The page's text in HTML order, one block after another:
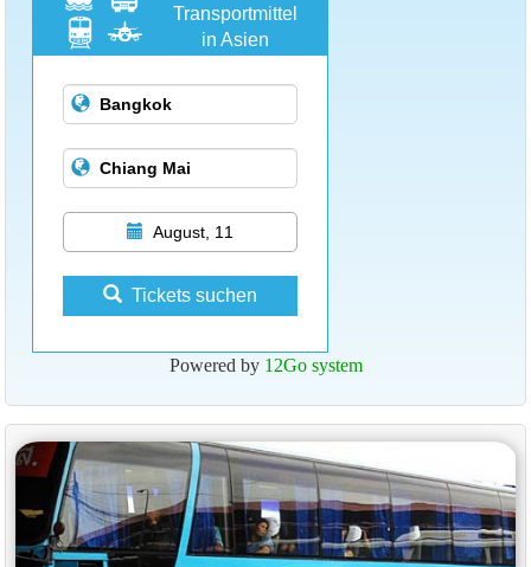
Transportmittel
in Asien
August, 11
Tickets suchen
Powered by 12Go system